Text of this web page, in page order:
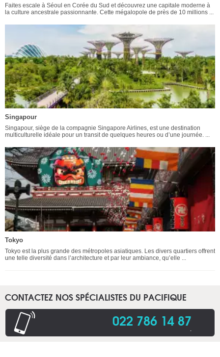
Faites escale à Séoul en Corée du Sud et découvrez une capitale moderne à
la culture ancestrale passionnante. Cette mégalopole de près de 10 millions ...
Singapour
Singapour, siège de la compagnie Singapore Airlines, est une destination
multiculturelle idéale pour un transit de quelques heures ou d’une journée. ...
Tokyo
Tokyo est la plus grande des métropoles asiatiques. Les divers quartiers offrent
une telle diversité dans l’architecture et par leur ambiance, qu’elle ...
CONTACTEZ NOS SPÉCIALISTES DU PACIFIQUE
022 786 14 87